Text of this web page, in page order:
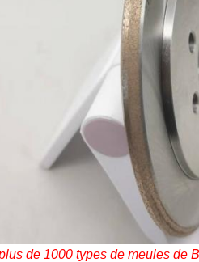
de 1000 types de meules de